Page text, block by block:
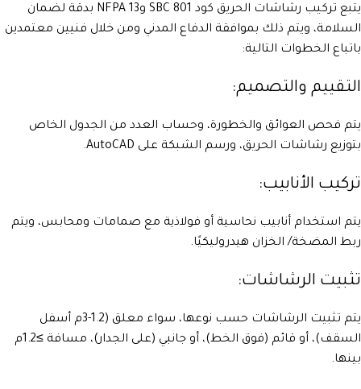
يتبع تركيب رشاشات الحريق كود SBC 801 وNFPA 13 بدقة لضمان
السلامة، ويتم ذلك بموافقة الدفاع المدني ومن خلال فنيين معتمدين
باتباع الخطوات التالية:
التقييم والتصميم:
يتم فحص العوائق والخطورة، وحساب العدد من الجدول الخاص
بتوزيع رشاشات الحريق، ورسم الشبكة على AutoCAD.
تركيب الأنابيب:
يتم استخدام أنابيب نحاسية أو فولاذية مع صمامات ومحابس، ويتم
ربط المضخة/ الخزان هيدروليكيًا.
تثبيت الرشاشات:
يتم تثبيت الرشاشات حسب نوعها، سواء معلق (1.2-3م أسفل
السقف)، أو قائم (فوق الخط)، أو جانبي (على الجدار)، مسافة ≥1.2م
بينها.